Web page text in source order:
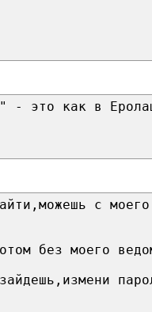
- это как в
с моего
без моего